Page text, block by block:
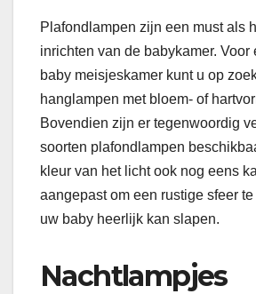
Plafondlampen zijn een must als
inrichten van de babykamer. Voor
baby meisjeskamer kunt u op
hanglampen met bloem- of
Bovendien zijn er tegenwoordig
soorten plafondlampen
kleur van het licht ook nog eens
aangepast om een rustige sfeer
uw baby heerlijk kan slapen.
Nachtlampjes